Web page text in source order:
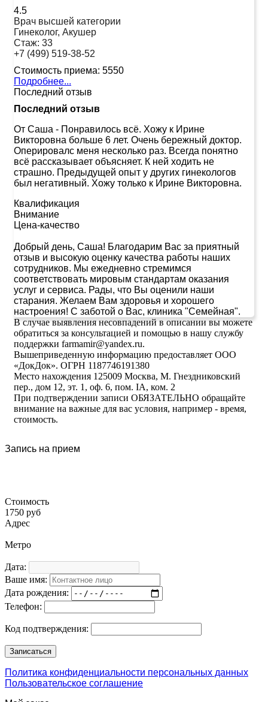
4.5
Врач высшей категории
Гинеколог, Акушер
Стаж: 33
+7 (499) 519-38-52
Стоимость приема: 5550
Подробнее...
Последний отзыв
Последний отзыв
От Саша - Понравилось всё. Хожу к Ирине
Викторовна больше 6 лет. Очень бережный доктор.
Оперировалс меня несколько раз. Всегда понятно
всё рассказывает объясняет. К ней ходить не
страшно. Предыдущей опыт у других гинекологов
был негативный. Хожу только к Ирине Викторовна.
Квалификация
Внимание
Цена-качество
Добрый день, Саша! Благодарим Вас за приятный
отзыв и высокую оценку качества работы наших
сотрудников. Мы ежедневно стремимся
соответствовать мировым стандартам оказания
услуг и сервиса. Рады, что Вы оценили наши
старания. Желаем Вам здоровья и хорошего
настроения! С заботой о Вас, клиника "Семейная".
В случае выявления несовпадений в описании вы можете
обратиться за консультацией и помощью в нашу службу
поддержки farmamir@yandex.ru.
Вышеприведенную информацию предоставляет ООО
«ДокДок». ОГРН 1187746191380
Место нахождения 125009 Москва, М. Гнездниковский
пер., дом 12, эт. 1, оф. 6, пом. IA, ком. 2
При подтверждении записи ОБЯЗАТЕЛЬНО обращайте
внимание на важные для вас условия, например - время,
стоимость.
Запись на прием
Стоимость
1750 руб
Адрес
Метро
Дата:
Ваше имя:
Дата рождения:
Телефон:
Код подтверждения:
Политика конфиденциальности персональных данных
Пользовательское соглашение